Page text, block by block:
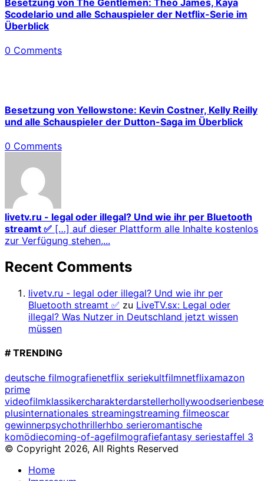
Scodelario und alle Schauspieler der Netflix-Serie im
Überblick
0 Comments
Besetzung von Yellowstone: Kevin Costner, Kelly Reilly
und alle Schauspieler der Dutton-Saga im Überblick
0 Comments
livetv.ru - legal oder illegal? Und wie ihr per Bluetooth
streamt ✅ […] auf dieser Plattform alle Inhalte kostenlos
zur Verfügung stehen,...
Recent Comments
livetv.ru - legal oder illegal? Und wie ihr per
Bluetooth streamt ✅ zu LiveTV.sx: Legal oder
illegal? Was Nutzer in Deutschland jetzt wissen
müssen
# TRENDING
deutsche filmografienetflix seriekultfilmnetflixamazon
prime
videofilmklassikercharakterdarstellerhollywood
plusinternationales streamingstreaming filmeoscar
gewinnerpsychothrillerhbo serieromantische
komödiecoming-of-agefilmografiefantasy seriestaffel 3
© Copyright 2026, All Rights Reserved
Home